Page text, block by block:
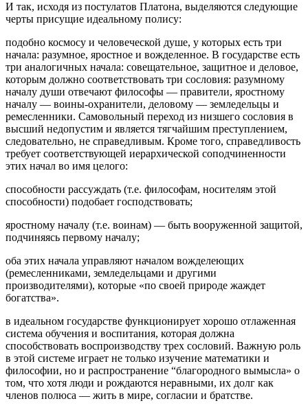
И так, исходя из постулатов Платона, выделяются следующие
черты присущие идеальному полису:
подобно космосу и человеческой душе, у которых есть три
начала: разумное, яростное и вожделенное. В государстве есть
три аналогичных начала: совещательное, защитное и деловое,
которым должно соответствовать три сословия: разумному
началу души отвечают философы — правители, яростному
началу — воины-охранители, деловому — земледельцы и
ремесленники. Самовольный переход из низшего сословия в
высший недопустим и является тягчайшим преступлением,
следовательно, не справедливым. Кроме того, справедливость
требует соответствующей иерархической соподчиненности
этих начал во имя целого:
способности рассуждать (т.е. философам, носителям этой
способности) подобает господствовать;
яростному началу (т.е. воинам) — быть вооруженной защитой,
подчиняясь первому началу;
оба этих начала управляют началом вожделеющих
(ремесленниками, земледельцами и другими
производителями), которые «по своей природе жаждет
богатства».
в идеальном государстве функционирует хорошо отлаженная
система обучения и воспитания, которая должна
способствовать воспроизводству трех сословий. Важную роль
в этой системе играет не только изучение математики и
философии, но и распространение “благородного вымысла» о
том, что хотя люди и рождаются неравными, их долг как
членов полюса — жить в мире, согласии и братстве.